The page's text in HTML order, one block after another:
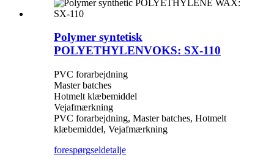
Polymer syntetisk
POLYETHYLENVOKS: SX-110
PVC forarbejdning
Master batches
Hotmelt klæbemiddel
Vejafmærkning
PVC forarbejdning, Master batches, Hotmelt
klæbemiddel, Vejafmærkning
forespørgseldetalje